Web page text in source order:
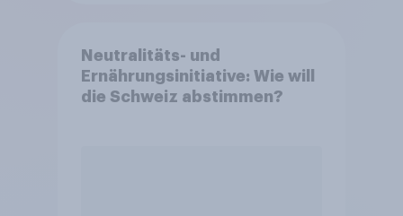
Neutralitäts- und
Ernährungsinitiative: Wie will
die Schweiz abstimmen?